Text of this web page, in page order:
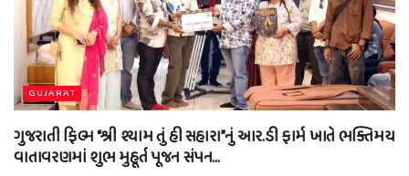
GUJARAT
ગુજરાતી ફિલ્મ “શ્રી શ્યામ તું હી સહારા”નું આર.ડી ફાર્મ ખાતે ભક્તિમય
વાતાવરણમાં શુભ મુહૂર્ત પૂજન સંપન…